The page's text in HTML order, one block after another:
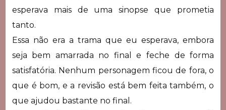
esperava mais de uma sinopse que prometia
tanto.
Essa não era a trama que eu esperava, embora
seja bem amarrada no final e feche de forma
satisfatória. Nenhum personagem ficou de fora, o
que é bom, e a revisão está bem feita também, o
que ajudou bastante no final.